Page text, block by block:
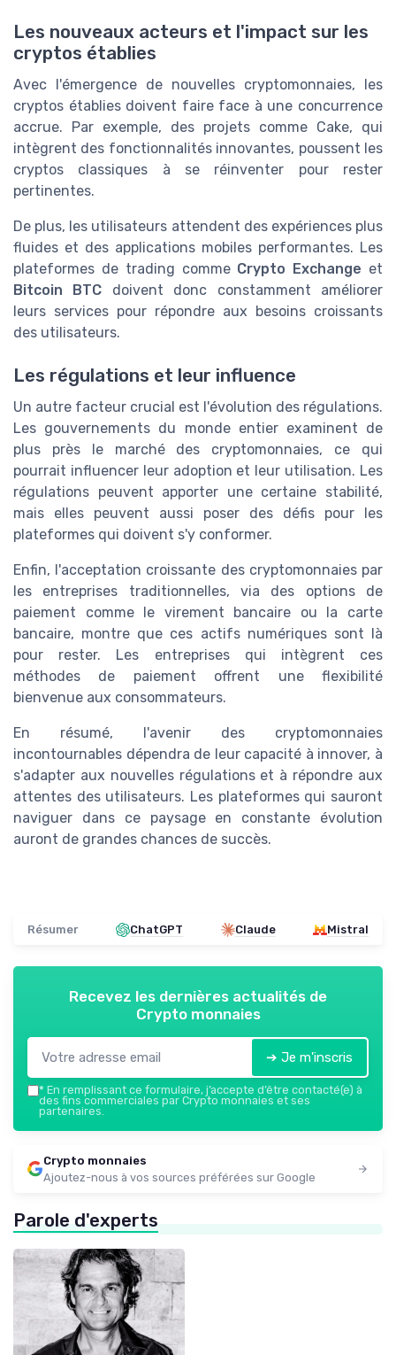
Les nouveaux acteurs et l'impact sur les
cryptos établies
Avec l'émergence de nouvelles cryptomonnaies, les
cryptos établies doivent faire face à une concurrence
accrue. Par exemple, des projets comme Cake, qui
intègrent des fonctionnalités innovantes, poussent les
cryptos classiques à se réinventer pour rester
pertinentes.
De plus, les utilisateurs attendent des expériences plus
fluides et des applications mobiles performantes. Les
plateformes de trading comme Crypto Exchange et
Bitcoin BTC doivent donc constamment améliorer
leurs services pour répondre aux besoins croissants
des utilisateurs.
Les régulations et leur influence
Un autre facteur crucial est l'évolution des régulations.
Les gouvernements du monde entier examinent de
plus près le marché des cryptomonnaies, ce qui
pourrait influencer leur adoption et leur utilisation. Les
régulations peuvent apporter une certaine stabilité,
mais elles peuvent aussi poser des défis pour les
plateformes qui doivent s'y conformer.
Enfin, l'acceptation croissante des cryptomonnaies par
les entreprises traditionnelles, via des options de
paiement comme le virement bancaire ou la carte
bancaire, montre que ces actifs numériques sont là
pour rester. Les entreprises qui intègrent ces
méthodes de paiement offrent une flexibilité
bienvenue aux consommateurs.
En résumé, l'avenir des cryptomonnaies
incontournables dépendra de leur capacité à innover, à
s'adapter aux nouvelles régulations et à répondre aux
attentes des utilisateurs. Les plateformes qui sauront
naviguer dans ce paysage en constante évolution
auront de grandes chances de succès.
Résumer ChatGPT Claude Mistral
Recevez les dernières actualités de
Crypto monnaies
➔ Je m'inscris
* En remplissant ce formulaire, j’accepte d’être contacté(e) à
des fins commerciales par Crypto monnaies et ses
partenaires.
Crypto monnaies
Ajoutez-nous à vos sources préférées sur Google
Parole d'experts